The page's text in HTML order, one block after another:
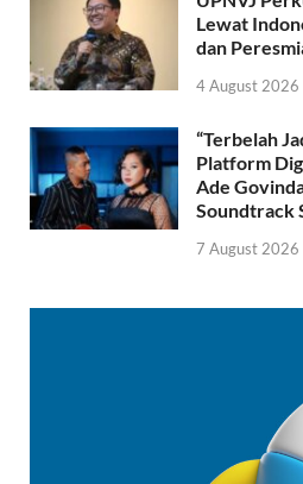
Lewat
dan
4 August 2026
“Terbelah
Platform
Ade
Soundtrack
7 August 2026